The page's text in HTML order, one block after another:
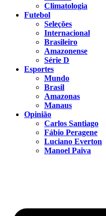
Climatologia
Futebol
Seleções
Internacional
Brasileiro
Amazonense
Série D
Esportes
Mundo
Brasil
Amazonas
Manaus
Opinião
Carlos Santiago
Fábio Peragene
Luciano Everton
Manoel Paiva